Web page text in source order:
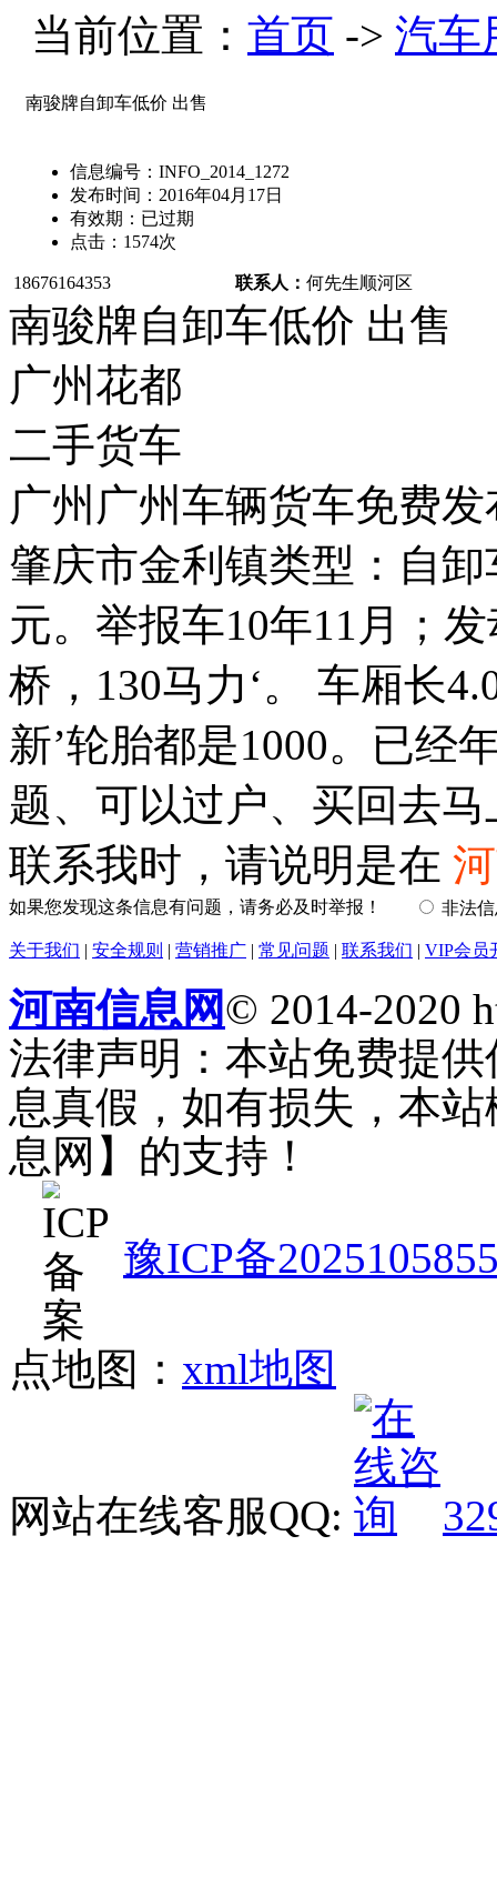
当前位置： 首页 -> 汽车
南骏牌自卸车低价 出售
信息编号： INFO_2014_1272
发布时间： 2016年04月17日
有效期： 已过期
点击： 1574次
18676164353 联系人： 何先生顺河区
南骏牌自卸车低价 出售
广州花都
二手货车
广州广州车辆货车免费
肇庆市金利镇类型：自
元。举报车10年11月；
桥，130马力‘。 车厢长
新’轮胎都是1000。已经
题、可以过户、买回去
联系我时，请说明是在
如果您发现这条信息有问题，请务必及时举报！ 非法
关于我们 | 安全规则 | 营销推广 | 常见问题 | 联系我们 | VIP会员
河南信息网© 2014-2020
法律声明：本站免费提
息真假，如有损失，本
息网】的支持！
豫ICP备
点地图： xml地图
网站在线客服QQ: